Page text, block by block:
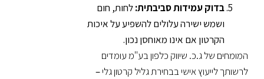
בדוק עמידות סביבתית:לחות, חום
ושמש ישירה עלולים להשפיע על איכות
הקרטון אם אינו מאוחסן נכון.
המומחים של ג.כ. שיווק כלפון בע"מ עומדים
לרשותך לייעוץ אישי בבחירת גליל קרטון גלי–